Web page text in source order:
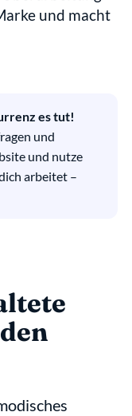
und macht
es tut!
und
und nutze
arbeitet –